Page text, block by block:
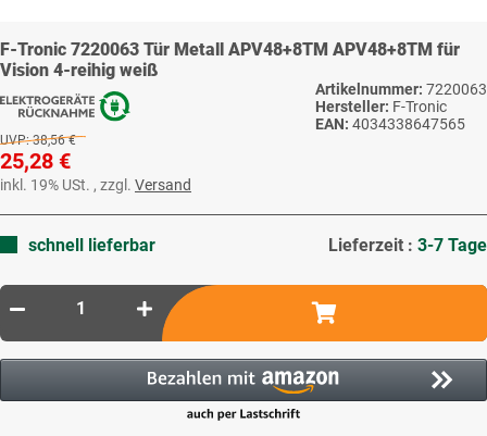
F-Tronic 7220063 Tür Metall APV48+8TM APV48+8TM für
Vision 4-reihig weiß
Artikelnummer: 7220063
Hersteller: F-Tronic
EAN: 4034338647565
UVP: 38,56 €
25,28 €
inkl. 19% USt. , zzgl. Versand
schnell lieferbar Lieferzeit : 3-7 Tage